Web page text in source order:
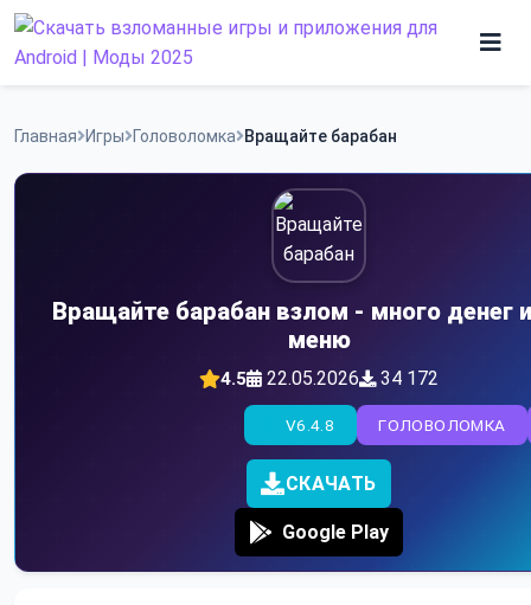
Skip
Программы
Главная Игры Головоломка Вращайте барабан
Вращайте барабан взлом - много денег
меню
4.5 22.05.2026 34 172
ГОЛОВОЛОМКА
V6.4.8
СКАЧАТЬ
Google Play